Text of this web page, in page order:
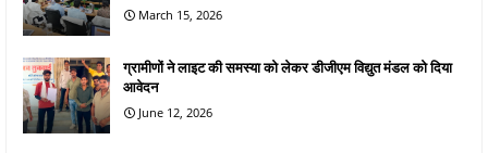
March 15, 2026
ग्रामीणों ने लाइट की समस्या को लेकर डीजीएम विद्युत मंडल को दिया
आवेदन
June 12, 2026